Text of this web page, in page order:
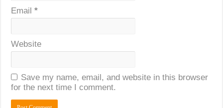
Email*
Website
Save my name, email, and website in this browser
for the next time I comment.